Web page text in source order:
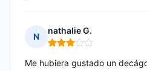
N
nathalie G.
Nota: 3 de 5
Me hubiera gustado un